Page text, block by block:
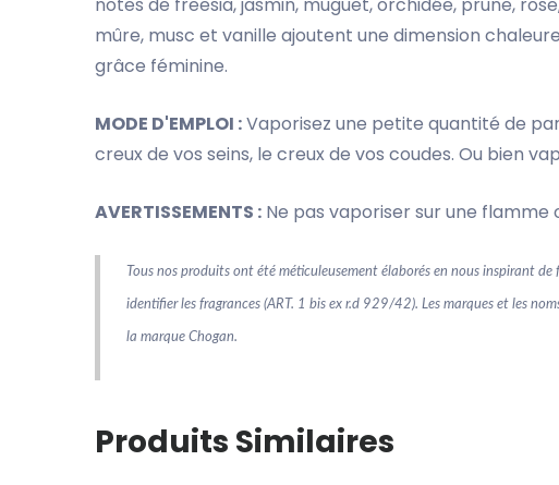
mûre, musc et vanille ajoutent une dimension
grâce féminine.
MODE D'EMPLOI :Vaporisez une petite quantité de
creux de vos seins, le creux de vos coudes. Ou bien
AVERTISSEMENTS : Ne pas vaporiser sur une
Tous nos produits ont été méticuleusement élaborés en nous inspirant
identifier les fragrances (ART. 1 bis ex r.d 929/42). Les marques et les
la marque Chogan.
Produits Similaires